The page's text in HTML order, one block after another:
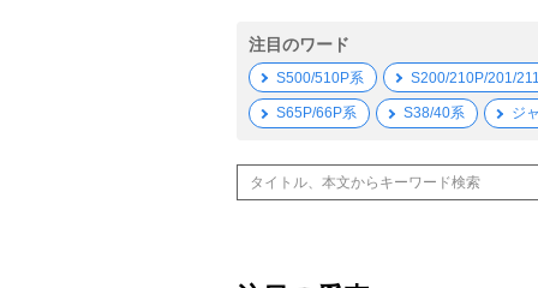
注目のワード
S500/510P系 S200/210P/201/
S65P/66P系 S38/40系 ジ